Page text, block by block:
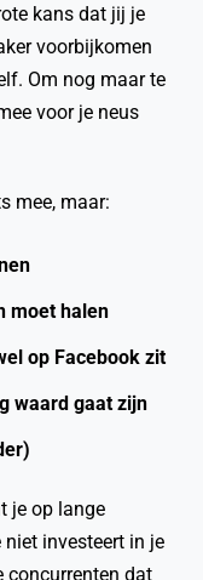
kans dat jij je
voorbijkomen
Om nog maar te
voor je neus
mee, maar:
moet halen
op Facebook zit
waard gaat zijn
je op lange
investeert in je
concurrenten dat